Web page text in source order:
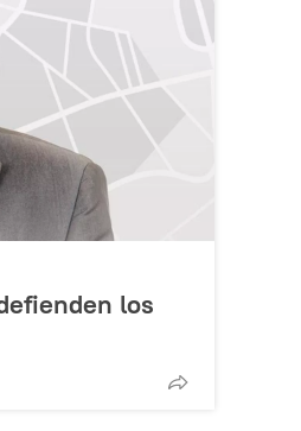
los